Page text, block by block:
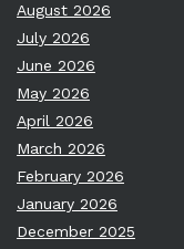
August 2026
July 2026
June 2026
May 2026
April 2026
March 2026
February 2026
January 2026
December 2025